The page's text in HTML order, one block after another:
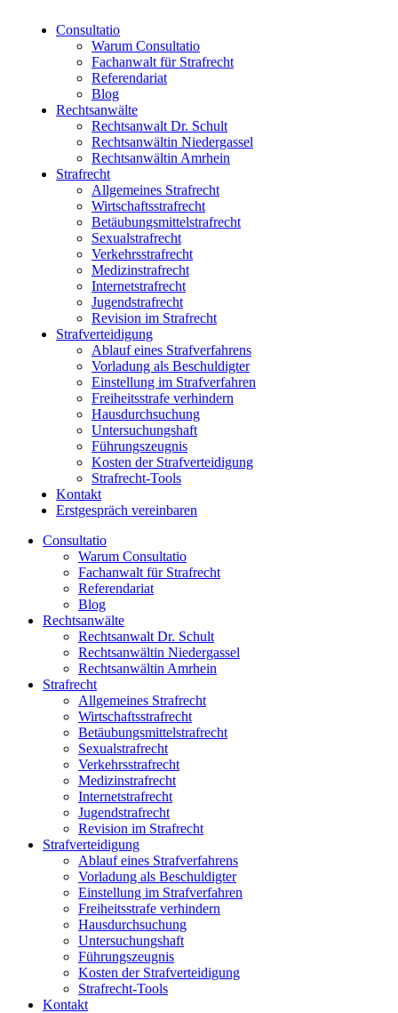
Consultatio
Warum Consultatio
Fachanwalt für Strafrecht
Referendariat
Blog
Rechtsanwälte
Rechtsanwalt Dr. Schult
Rechtsanwältin Niedergassel
Rechtsanwältin Amrhein
Strafrecht
Allgemeines Strafrecht
Wirtschaftsstrafrecht
Betäubungsmittelstrafrecht
Sexualstrafrecht
Verkehrsstrafrecht
Medizinstrafrecht
Internetstrafrecht
Jugendstrafrecht
Revision im Strafrecht
Strafverteidigung
Ablauf eines Strafverfahrens
Vorladung als Beschuldigter
Einstellung im Strafverfahren
Freiheitsstrafe verhindern
Hausdurchsuchung
Untersuchungshaft
Führungszeugnis
Kosten der Strafverteidigung
Strafrecht-Tools
Kontakt
Erstgespräch vereinbaren
Consultatio
Warum Consultatio
Fachanwalt für Strafrecht
Referendariat
Blog
Rechtsanwälte
Rechtsanwalt Dr. Schult
Rechtsanwältin Niedergassel
Rechtsanwältin Amrhein
Strafrecht
Allgemeines Strafrecht
Wirtschaftsstrafrecht
Betäubungsmittelstrafrecht
Sexualstrafrecht
Verkehrsstrafrecht
Medizinstrafrecht
Internetstrafrecht
Jugendstrafrecht
Revision im Strafrecht
Strafverteidigung
Ablauf eines Strafverfahrens
Vorladung als Beschuldigter
Einstellung im Strafverfahren
Freiheitsstrafe verhindern
Hausdurchsuchung
Untersuchungshaft
Führungszeugnis
Kosten der Strafverteidigung
Strafrecht-Tools
Kontakt